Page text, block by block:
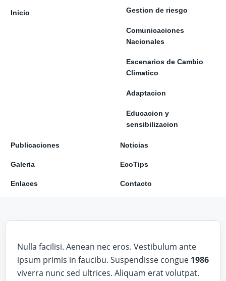
Inicio Gestion de riesgo
Comunicaciones
Nacionales
Escenarios de Cambio
Climatico
Adaptacion
Educacion y
sensibilizacion
Publicaciones Noticias
Galeria EcoTips
Enlaces Contacto
Nulla facilisi. Aenean nec eros. Vestibulum ante
ipsum primis in faucibu. Suspendisse congue 1986
viverra nunc sed ultrices. Aliquam erat volutpat.